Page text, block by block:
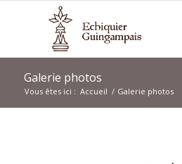
Galerie photos
Vous êtes ici : Accueil / Galerie photos